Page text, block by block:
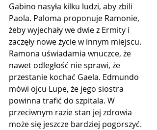
Gabino nasyła kilku ludzi, aby zbili
Paola. Paloma proponuje Ramonie,
żeby wyjechały we dwie z Ermity i
zaczęły nowe życie w innym miejscu.
Ramona uświadamia wnuczce, że
nawet odległość nie sprawi, że
przestanie kochać Gaela. Edmundo
mówi ojcu Lupe, że jego siostra
powinna trafić do szpitala. W
przeciwnym razie stan jej zdrowia
może się jeszcze bardziej pogorszyć.